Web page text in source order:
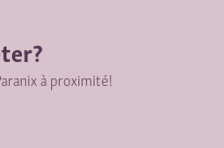
à proximité!